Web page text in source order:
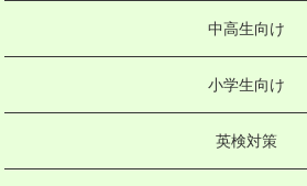
中高生向け
小学生向け
英検対策